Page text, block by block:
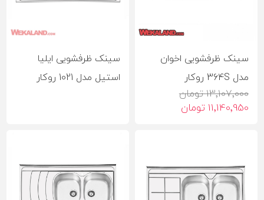
سینک ظرفشویی اخوان
مدل 364S روکار
13٬107٬000 تومان
11٬140٬950 تومان
سینک ظرفشویی ایلیا
استیل مدل 1021 روکار